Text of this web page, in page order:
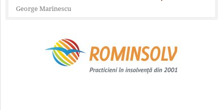
George Marinescu